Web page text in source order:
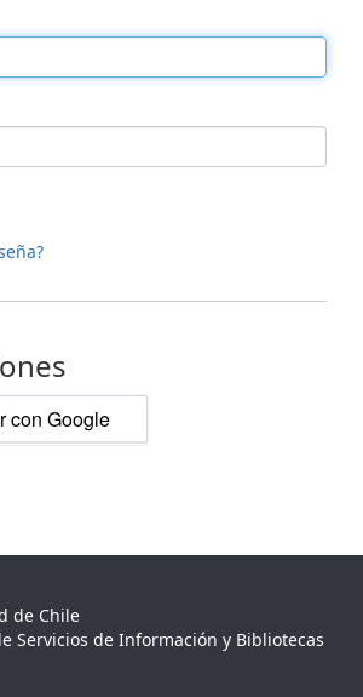
con Google
de Chile
Servicios de Información y Bibliotecas